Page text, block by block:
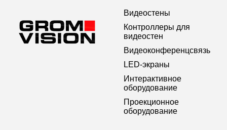
Видеостены
Контроллеры для
видеостен
Видеоконференцсвязь
LED-экраны
Интерактивное
оборудование
Проекционное
оборудование